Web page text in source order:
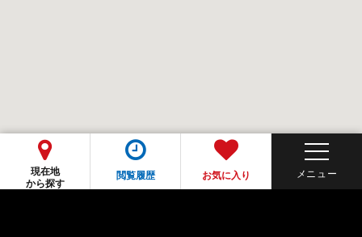
現在地
から探す
閲覧履歴 お気に入り